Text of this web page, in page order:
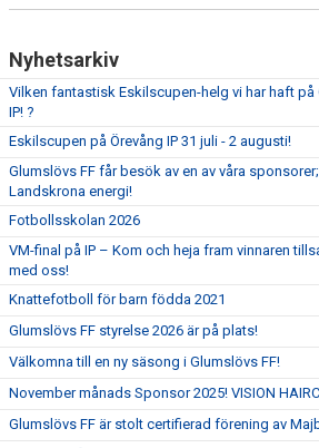
Nyhetsarkiv
Vilken fantastisk Eskilscupen-helg vi har haft på
IP! ?
Eskilscupen på Örevång IP 31 juli - 2 augusti!
Glumslövs FF får besök av en av våra sponsorer;
Landskrona energi!
Fotbollsskolan 2026
VM-final på IP – Kom och heja fram vinnaren
med oss!
Knattefotboll för barn födda 2021
Glumslövs FF styrelse 2026 är på plats!
Välkomna till en ny säsong i Glumslövs FF!
November månads Sponsor 2025! VISION
Glumslövs FF är stolt certifierad förening av